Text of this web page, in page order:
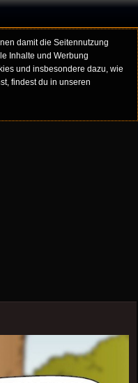
damit die Seitennutzung
Inhalte und Werbung
und insbesondere dazu, wie
findest du in unseren